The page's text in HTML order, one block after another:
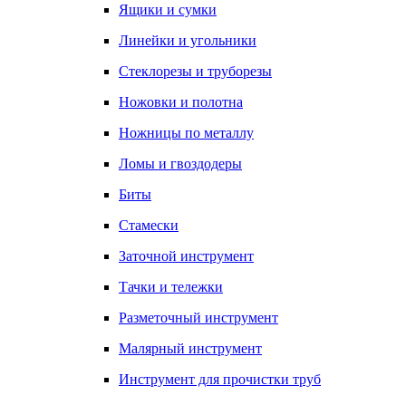
Ящики и сумки
Линейки и угольники
Стеклорезы и труборезы
Ножовки и полотна
Ножницы по металлу
Ломы и гвоздодеры
Биты
Стамески
Заточной инструмент
Тачки и тележки
Разметочный инструмент
Малярный инструмент
Инструмент для прочистки труб